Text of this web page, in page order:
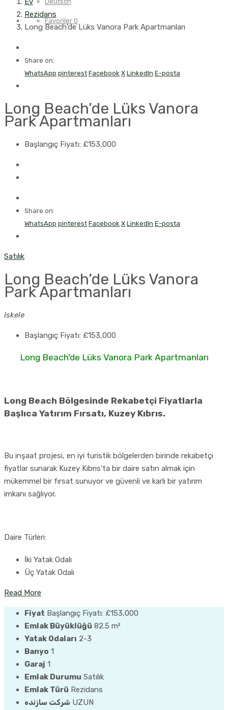
Favoriler 0
Rezidans
Long Beach’de Lüks Vanora Park Apartmanları
Share on:
WhatsApp pinterest Facebook X LinkedIn E-posta
Long Beach’de Lüks Vanora
Park Apartmanları
Başlangıç Fiyatı: £153,000
Share on:
WhatsApp pinterest Facebook X LinkedIn E-posta
Satılık
Long Beach’de Lüks Vanora
Park Apartmanları
Iskele
Başlangıç Fiyatı: £153,000
Long Beach'de Lüks Vanora Park Apartmanları
Long Beach Bölgesinde Rekabetçi Fiyatlarla
Başlıca Yatırım Fırsatı, Kuzey Kıbrıs.
Bu inşaat projesi, en iyi turistik bölgelerden birinde rekabetçi
fiyatlar sunarak Kuzey Kıbrıs'ta bir daire satın almak için
mükemmel bir fırsat sunuyor ve güvenli ve karlı bir yatırım
imkanı sağlıyor.
Daire Türleri:
İki Yatak Odalı
Üç Yatak Odalı
Read More
Fiyat Başlangıç Fiyatı: £153,000
Emlak Büyüklüğü 82.5 m²
Yatak Odaları 2-3
Banyo 1
Garaj 1
Emlak Durumu Satılık
Emlak Türü Rezidans
شرکت سازنده UZUN